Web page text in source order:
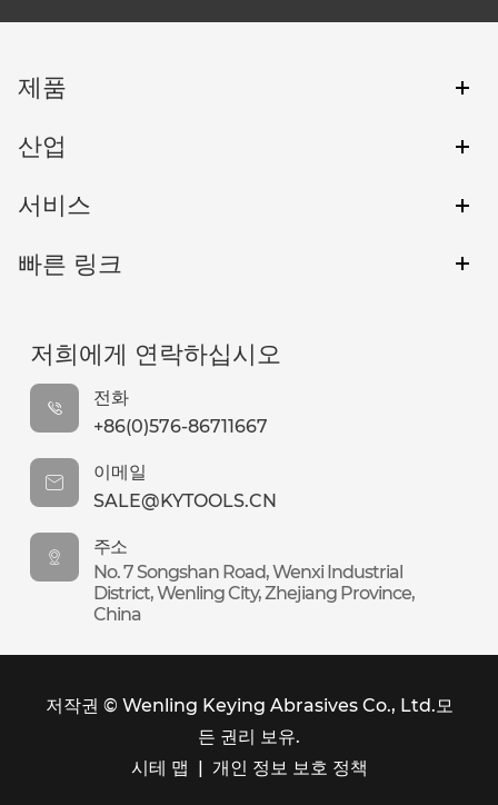
제품
산업
서비스
빠른 링크
저희에게 연락하십시오
전화
+86(0)576-86711667
이메일
SALE@KYTOOLS.CN
주소
No. 7 Songshan Road, Wenxi Industrial
District, Wenling City, Zhejiang Province,
China
저작권 © Wenling Keying Abrasives Co., Ltd.모
든 권리 보유.
시테 맵
개인 정보 보호 정책